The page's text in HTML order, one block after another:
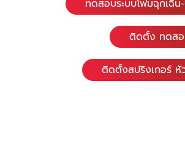
ทดสอบระบบโฟมฉุกเฉิ
ติดตั้ง ทดสอ
ติดตั้งสปริงเกอร์ หั